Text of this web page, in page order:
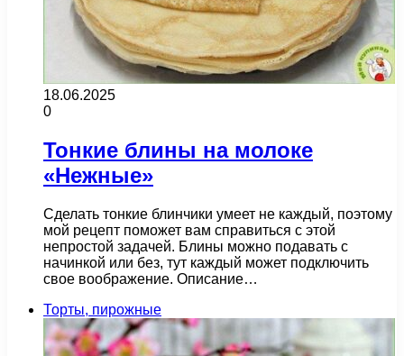
18.06.2025
0
Тонкие блины на молоке
«Нежные»
Сделать тонкие блинчики умеет не каждый, поэтому
мой рецепт поможет вам справиться с этой
непростой задачей. Блины можно подавать с
начинкой или без, тут каждый может подключить
свое воображение. Описание…
Торты, пирожные